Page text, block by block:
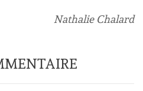
Nathalie Chalard